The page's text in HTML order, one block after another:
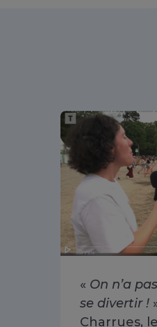
« On n’a
se divertir !
Charrues,